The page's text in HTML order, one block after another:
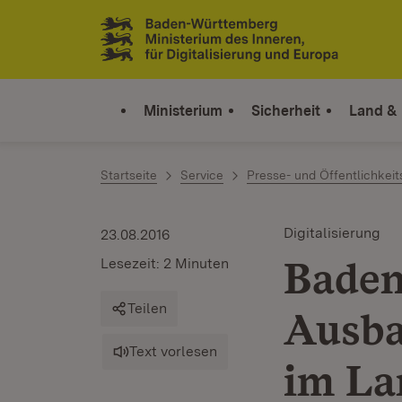
Zum Inhalt springen
Link zur Startseite
Ministerium Sicherheit Land &
Startseite Service Presse- und
Digitalisierung
im
23.08.2016
Lesezeit: 2 Minuten
Teilen
Text vorlesen